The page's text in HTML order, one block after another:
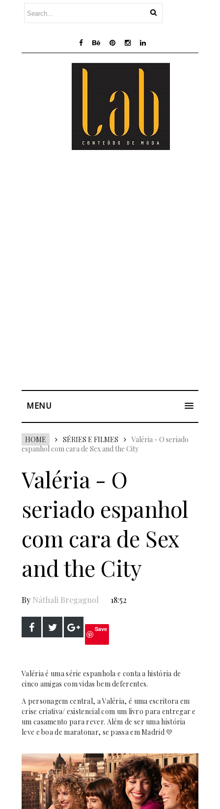
MENU
HOME SÉRIES E FILMES
Valéria - O seriado
espanhol com cara de Sex and the City
Valéria - O
seriado espanhol
com cara de Sex
and the City
By Náthali Bregagnol 18:52
Save
Valéria é uma série espanhola e conta a história de
cinco amigas com vidas bem deferentes.
A personagem central, a Valéria, é uma escritora em
crise criativa/ existencial com um livro para entregar e
um casamento para rever. Além de ser uma história
leve e boa de maratonar, se passa em Madrid 💛